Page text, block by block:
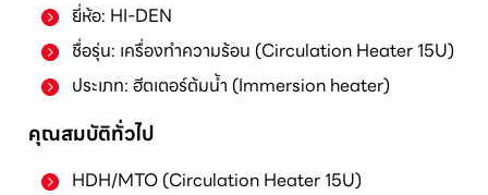
ยี่ห้อ: HI-DEN
ชื่อรุ่น: เครื่องทำความร้อน (Circulation Heater 15U)
ประเภท: ฮีตเตอร์ต้มน้ำ (Immersion heater)
คุณสมบัติทั่วไป
HDH/MTO (Circulation Heater 15U)